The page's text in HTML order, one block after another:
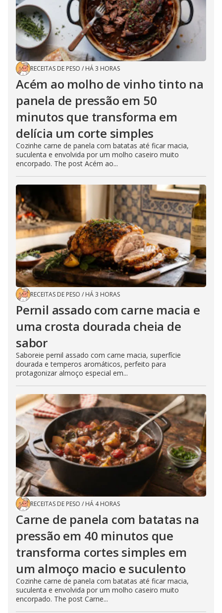
RECEITAS DE PESO / HÁ 3 HORAS
Acém ao molho de vinho tinto na
panela de pressão em 50
minutos que transforma em
delícia um corte simples
Cozinhe carne de panela com batatas até ficar macia,
suculenta e envolvida por um molho caseiro muito
encorpado. The post Acém ao...
RECEITAS DE PESO / HÁ 3 HORAS
Pernil assado com carne macia e
uma crosta dourada cheia de
sabor
Saboreie pernil assado com carne macia, superfície
dourada e temperos aromáticos, perfeito para
protagonizar almoço especial em...
RECEITAS DE PESO / HÁ 4 HORAS
Carne de panela com batatas na
pressão em 40 minutos que
transforma cortes simples em
um almoço macio e suculento
Cozinhe carne de panela com batatas até ficar macia,
suculenta e envolvida por um molho caseiro muito
encorpado. The post Carne...